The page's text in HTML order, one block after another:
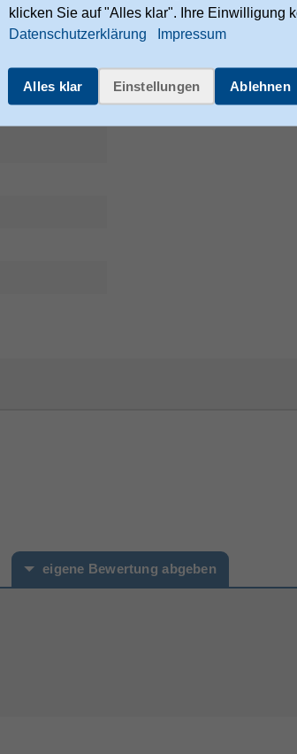
eigene Bewertung abgeben
klicken Sie auf "Alles klar". Ihre Einwilligung
Datenschutzerklärung
Impressum
Alles klar Einstellungen Ablehnen